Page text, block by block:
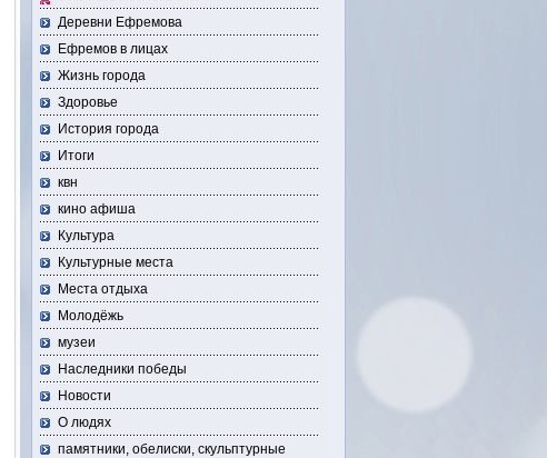
Деревни Ефремова
Ефремов в лицах
Жизнь города
Здоровье
История города
Итоги
квн
кино афиша
Культура
Культурные места
Места отдыха
Молодёжь
музеи
Наследники победы
Новости
О людях
памятники, обелиски, скульптурные